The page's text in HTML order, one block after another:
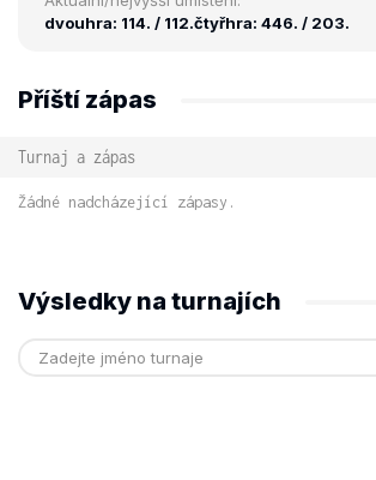
dvouhra: 114. / 112.čtyřhra: 446. / 203.
Příští zápas
Turnaj a zápas
Žádné nadcházející zápasy.
Výsledky na turnajích